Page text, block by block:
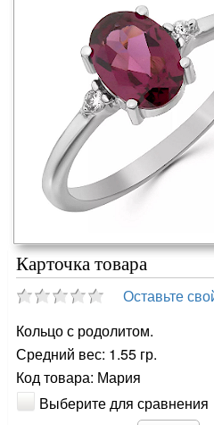
Карточка товара
Оставьте
Кольцо с родолитом.
Средний вес: 1.55 гр.
Код товара: Мария
Выберите для сравнения